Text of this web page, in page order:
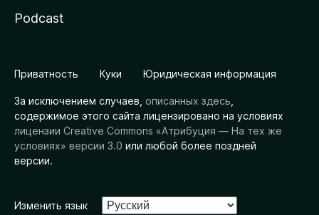
Podcast
Приватность Куки Юридическая информация
За исключением случаев, описанных здесь
содержимое этого сайта лицензировано на условиях
лицензии Creative Commons «Атрибуция — На тех же
условиях» версии 3.0 или любой более поздней
версии.
Изменить язык